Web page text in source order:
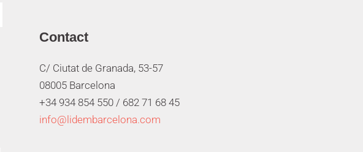
Contact
C/ Ciutat de Granada, 53-57
08005 Barcelona
+34 934 854 550 / 682 71 68 45
info@lidembarcelona.com